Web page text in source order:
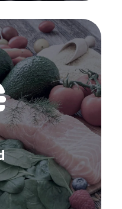
il Food:
domanda
più